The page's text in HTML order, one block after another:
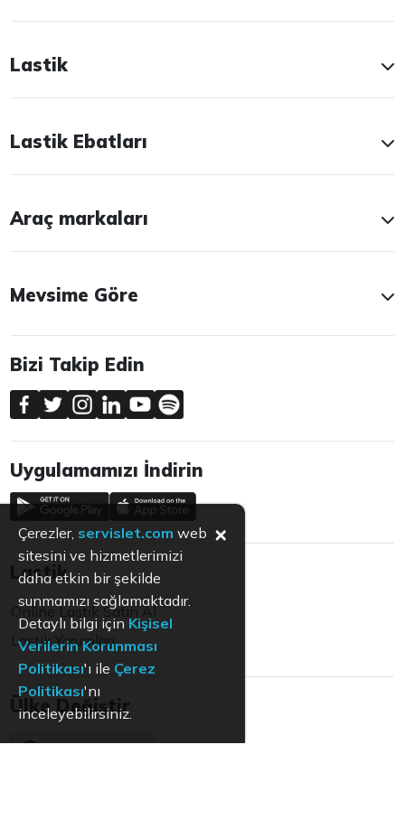
Lastik
Lastik Ebatları
Araç markaları
Mevsime Göre
Bizi Takip Edin
Uygulamamızı İndirin
Lastik
Online Lastik Satın Al
Lastik Yorumları
Ülke Değiştir
Türkiye
Çerezler, servislet.com web
sitesini ve hizmetlerimizi
daha etkin bir şekilde
sunmamızı sağlamaktadır.
Detaylı bilgi için Kişisel
Verilerin Korunması
Politikası'ı ile Çerez
Politikası'nı
inceleyebilirsiniz.
×